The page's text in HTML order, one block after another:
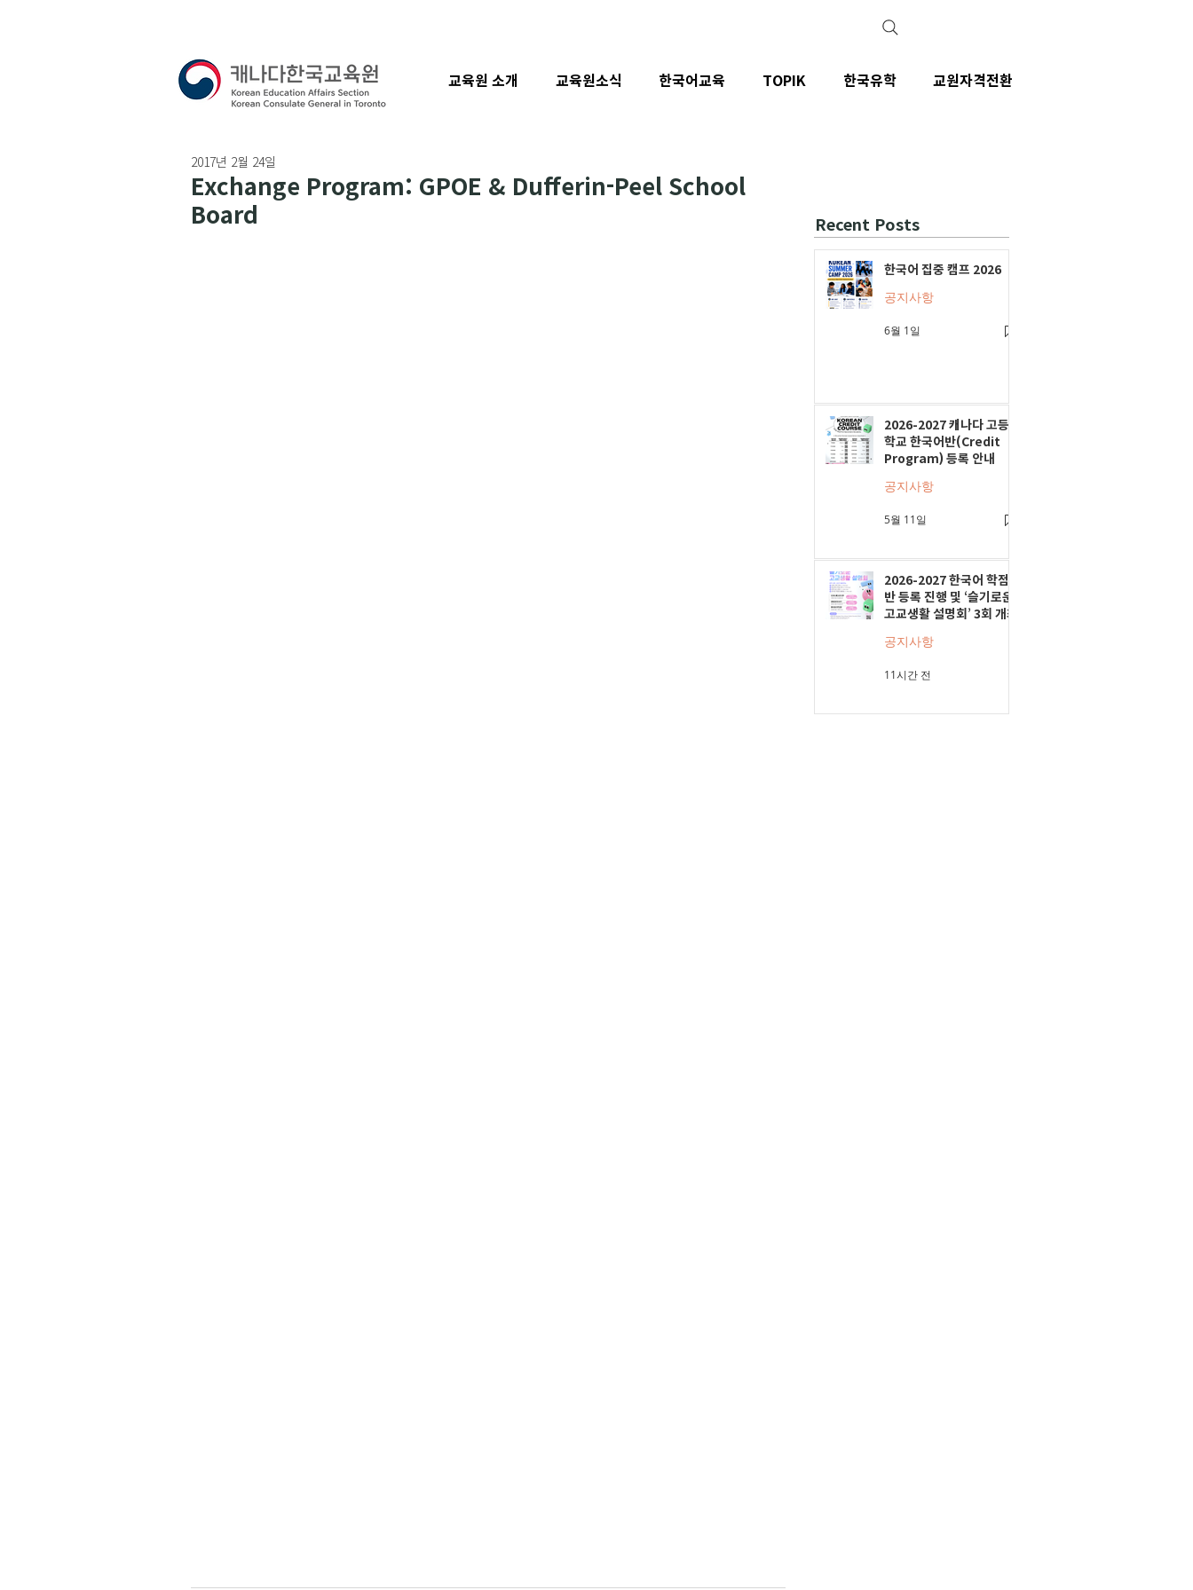
Exchange Program: GPOE & Dufferin-Peel School
Board
2017년 2월 24일
Recent Posts
한국어 집중 캠프 2026
공지사항
6월 1일
2026-2027 캐나다 고등
학교 한국어반(Credit
Program) 등록 안내
공지사항
5월 11일
2026-2027 한국어 학점
반 등록 진행 및 ‘슬기로운
고교생활 설명회’ 3회 개최
공지사항
11시간 전
교육원 소개 교육원소식 한국어교육 TOPIK 한국유학 교원자격전환